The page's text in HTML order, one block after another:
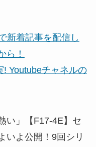
新着記事を配信し
ら！
! Youtubeチャネルの
い」【F17-4E】セ
いよ公開！9回シリ